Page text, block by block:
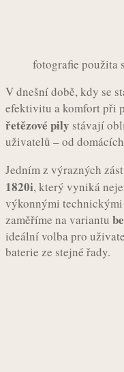
fotografie použita
V dnešní době, kdy se
efektivitu a komfort při
řetězové pily stávají
uživatelů – od
Jedním z výrazných
1820i, který vyniká
výkonnými technickými
zaměříme na variantu
ideální volba pro
baterie ze stejné řady.